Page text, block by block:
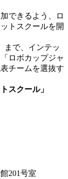
できるよう、ロ
トスクールを開
まで、インテッ
ロボカップジャ
チームを選抜す
スクール」
201号室